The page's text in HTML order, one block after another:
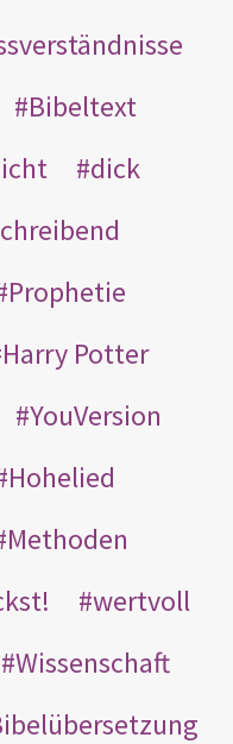
Bibeltext
dick
Prophetie
Harry Potter
YouVersion
Hohelied
Methoden
wertvoll
Wissenschaft